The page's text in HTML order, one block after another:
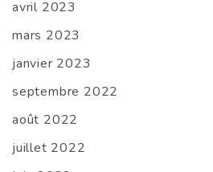
avril 2023
mars 2023
janvier 2023
septembre 2022
août 2022
juillet 2022